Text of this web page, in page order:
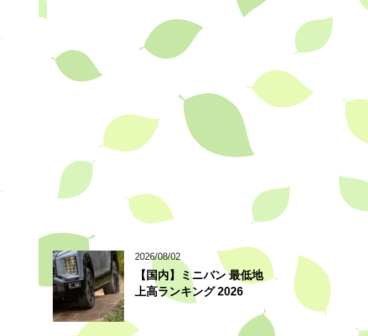
2026/08/02
【国内】ミニバン 最低地
上高ランキング 2026